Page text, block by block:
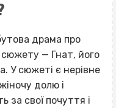
драма про
— Гнат, його
У сюжеті є нерівне
долю і
за свої почуття і